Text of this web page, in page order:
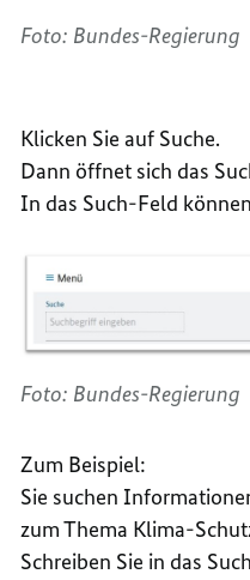
Foto: Bundes-Regierung
Klicken Sie auf Suche.
Dann öffnet sich das
In das Such-Feld
Foto: Bundes-Regierung
Zum Beispiel:
Sie suchen
zum Thema Klima-
Schreiben Sie in das